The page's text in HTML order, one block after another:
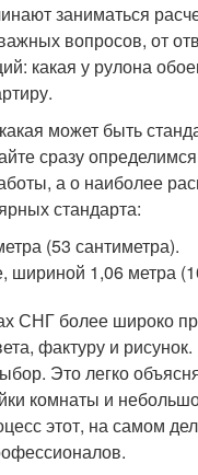
заниматься
вопросов, от
какая у рулона
может быть
сразу
а о наиболее
стандарта:
(53 сантиметра).
шириной 1,06 метра
СНГ более широко
фактуру и
Это легко
комнаты и
этот, на самом